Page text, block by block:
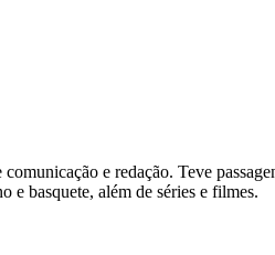
e redação. Teve
basquete, além de séries e filmes.